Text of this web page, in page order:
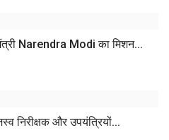
Narendra Modi का मिशन...
निरीक्षक और उपयंत्रियों...